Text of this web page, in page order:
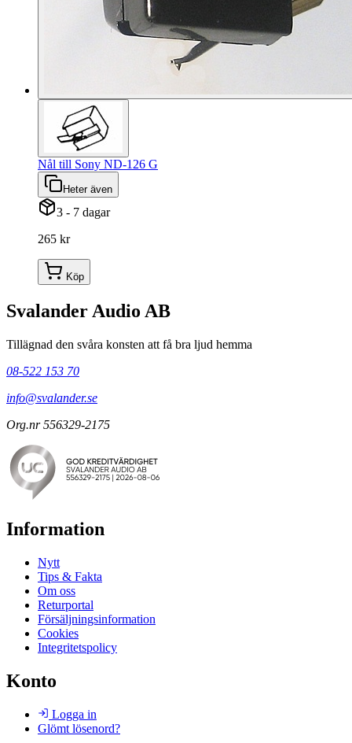
Nål till Sony ND-126 G
Heter även
3 - 7 dagar
265 kr
Köp
Svalander Audio AB
Tillägnad den svåra konsten att få bra ljud hemma
08-522 153 70
info@svalander.se
Org.nr 556329-2175
Information
Nytt
Tips & Fakta
Om oss
Returportal
Försäljningsinformation
Cookies
Integritetspolicy
Konto
Logga in
Glömt lösenord?